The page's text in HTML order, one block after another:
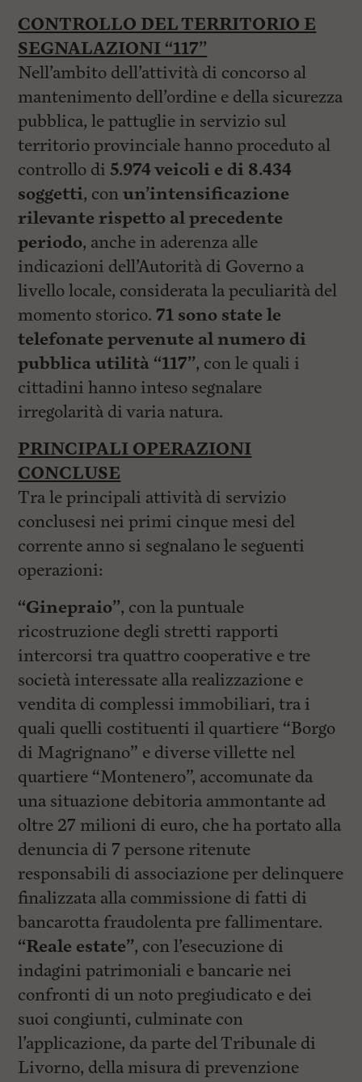
CONTROLLO DEL TERRITORIO E
SEGNALAZIONI “117”
Nell’ambito dell’attività di concorso al
mantenimento dell’ordine e della sicurezza
pubblica, le pattuglie in servizio sul
territorio provinciale hanno proceduto al
controllo di 5.974 veicoli e di 8.434
soggetti, conun’intensificazione
rilevante rispetto al precedente
periodo, anche in aderenza alle
indicazioni dell’Autorità di Governo a
livello locale, considerata la peculiarità del
momento storico. 71 sono state le
telefonate pervenute al numero di
pubblica utilità “117”, con le quali i
cittadini hanno inteso segnalare
irregolarità di varia natura.
PRINCIPALI OPERAZIONI
CONCLUSE
Tra le principali attività di servizio
conclusesi nei primi cinque mesi del
corrente anno si segnalano le seguenti
operazioni:
“Ginepraio”, con la puntuale
ricostruzione degli stretti rapporti
intercorsi tra quattro cooperative e tre
società interessate alla realizzazione e
vendita di complessi immobiliari, tra i
quali quelli costituenti il quartiere “Borgo
di Magrignano” e diverse villette nel
quartiere “Montenero”, accomunate da
una situazione debitoria ammontante ad
oltre 27 milioni di euro, che ha portato alla
denuncia di 7 persone ritenute
responsabili di associazione per delinquere
finalizzata alla commissione di fatti di
bancarotta fraudolenta pre fallimentare.
“Reale estate”, con l’esecuzione di
indagini patrimoniali e bancarie nei
confronti di un noto pregiudicato e dei
suoi congiunti, culminate con
l’applicazione, da parte del Tribunale di
Livorno, della misura di prevenzione